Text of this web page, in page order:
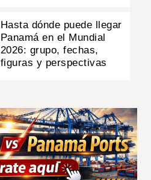
Hasta dónde puede llegar
Panamá en el Mundial
2026: grupo, fechas,
figuras y perspectivas